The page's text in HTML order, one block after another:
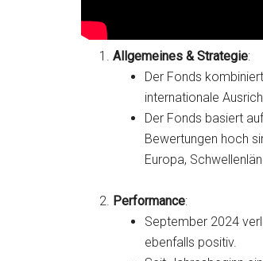
Allgemeines & Strategie:
Der Fonds
internationale
Der Fonds basiert
Bewertungen hoch
Europa,
Performance:
September 2024
ebenfalls positiv.